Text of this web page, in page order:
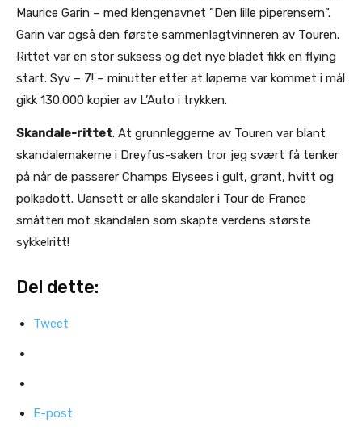
Maurice Garin – med klengenavnet ”Den lille piperensern”.
Garin var også den første sammenlagtvinneren av Touren.
Rittet var en stor suksess og det nye bladet fikk en flying
start. Syv – 7! – minutter etter at løperne var kommet i mål
gikk 130.000 kopier av L’Auto i trykken.
Skandale-rittet. At grunnleggerne av Touren var blant
skandalemakerne i Dreyfus-saken tror jeg svært få tenker
på når de passerer Champs Elysees i gult, grønt, hvitt og
polkadott. Uansett er alle skandaler i Tour de France
småtteri mot skandalen som skapte verdens største
sykkelritt!
Del dette:
Tweet
E-post